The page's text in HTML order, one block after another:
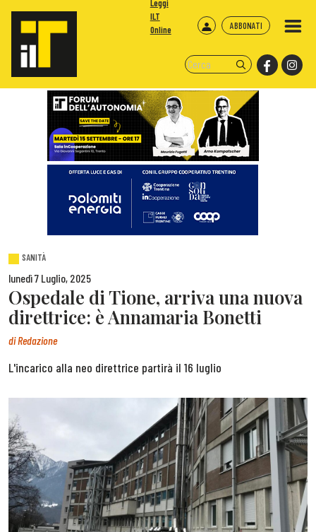
ABBONATI
Leggi
ILT
Online
SANITÀ
lunedì 7 Luglio, 2025
Ospedale di Tione, arriva una nuova
direttrice: è Annamaria Bonetti
diRedazione
L'incarico alla neo direttrice partirà il 16 luglio